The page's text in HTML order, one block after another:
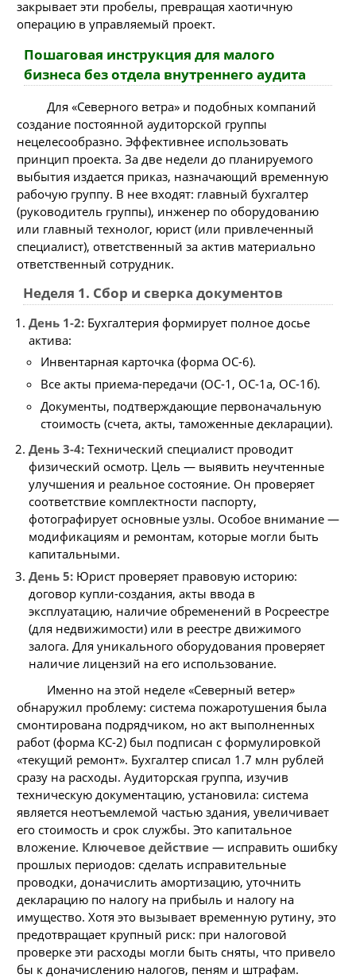
закрывает эти пробелы, превращая хаотичную
операцию в управляемый проект.
Пошаговая инструкция для малого
бизнеса без отдела внутреннего аудита
Для «Северного ветра» и подобных компаний
создание постоянной аудиторской группы
нецелесообразно. Эффективнее использовать
принцип проекта. За две недели до планируемого
выбытия издается приказ, назначающий временную
рабочую группу. В нее входят: главный бухгалтер
(руководитель группы), инженер по оборудованию
или главный технолог, юрист (или привлеченный
специалист), ответственный за актив материально
ответственный сотрудник.
Неделя 1. Сбор и сверка документов
День 1-2: Бухгалтерия формирует полное досье
актива:
Инвентарная карточка (форма ОС-6).
Все акты приема-передачи (ОС-1, ОС-1а, ОС-1б).
Документы, подтверждающие первоначальную
стоимость (счета, акты, таможенные декларации).
День 3-4: Технический специалист проводит
физический осмотр. Цель — выявить неучтенные
улучшения и реальное состояние. Он проверяет
соответствие комплектности паспорту,
фотографирует основные узлы. Особое внимание —
модификациям и ремонтам, которые могли быть
капитальными.
День 5: Юрист проверяет правовую историю:
договор купли-создания, акты ввода в
эксплуатацию, наличие обременений в Росреестре
(для недвижимости) или в реестре движимого
залога. Для уникального оборудования проверяет
наличие лицензий на его использование.
Именно на этой неделе «Северный ветер»
обнаружил проблему: система пожаротушения была
смонтирована подрядчиком, но акт выполненных
работ (форма КС-2) был подписан с формулировкой
«текущий ремонт». Бухгалтер списал 1.7 млн рублей
сразу на расходы. Аудиторская группа, изучив
техническую документацию, установила: система
является неотъемлемой частью здания, увеличивает
его стоимость и срок службы. Это капитальное
вложение. Ключевое действие — исправить ошибку
прошлых периодов: сделать исправительные
проводки, доначислить амортизацию, уточнить
декларацию по налогу на прибыль и налогу на
имущество. Хотя это вызывает временную рутину, это
предотвращает крупный риск: при налоговой
проверке эти расходы могли быть сняты, что привело
бы к доначислению налогов, пеням и штрафам.